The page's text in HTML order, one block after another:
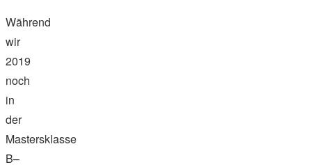
Während
wir
2019
noch
in
der
Mastersklasse
B–